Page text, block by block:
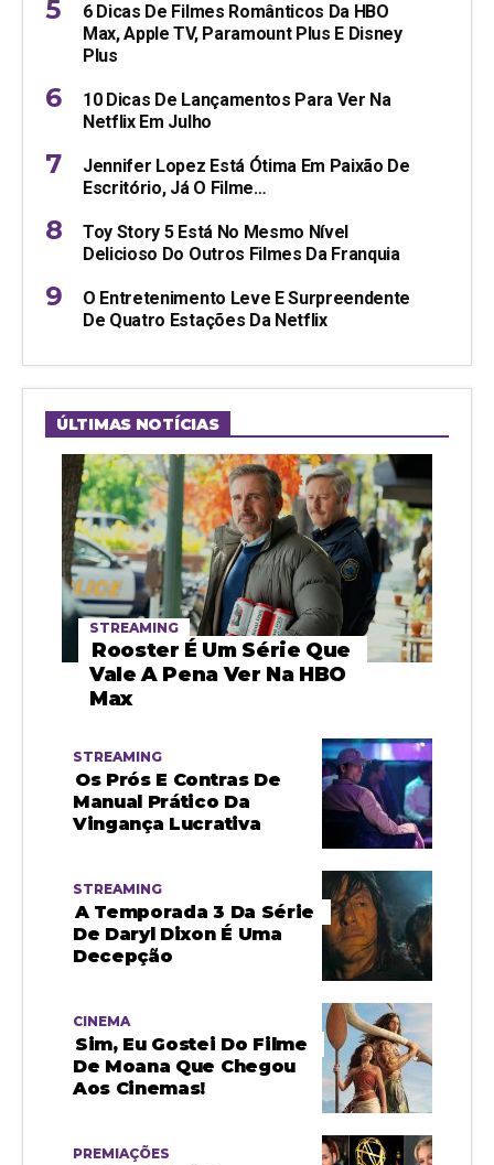
6 Dicas De Filmes Românticos Da HBO
Max, Apple TV, Paramount Plus E Disney
Plus
10 Dicas De Lançamentos Para Ver Na
Netflix Em Julho
Jennifer Lopez Está Ótima Em Paixão De
Escritório, Já O Filme…
Toy Story 5 Está No Mesmo Nível
Delicioso Do Outros Filmes Da Franquia
O Entretenimento Leve E Surpreendente
De Quatro Estações Da Netflix
ÚLTIMAS NOTÍCIAS
STREAMING
Rooster É Um Série Que
Vale A Pena Ver Na HBO
Max
STREAMING
Os Prós E Contras De
Manual Prático Da
Vingança Lucrativa
STREAMING
A Temporada 3 Da Série
De Daryl Dixon É Uma
Decepção
CINEMA
Sim, Eu Gostei Do Filme
De Moana Que Chegou
Aos Cinemas!
PREMIAÇÕES